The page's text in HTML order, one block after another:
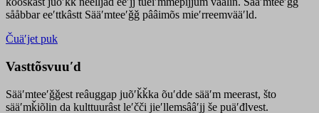
sååbbar eeʹttkâstt Sääʹmteeʹǧǧ pââimõs mieʹrreemvääʹld.
Čuäʹjet puk
Vasttõsvuuʹd
Sääʹmteeʹǧǧest reâuggap juõʹǩǩka õuʹdde sääʹm meerast, što
sääʹmǩiõlin da kulttuurâst leʹčči jieʹllemsââʹjj še puäʹđlvest.